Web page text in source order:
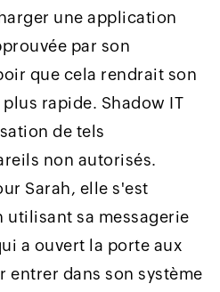
une application
par son
que cela rendrait son
rapide. Shadow IT
de tels
non autorisés.
Sarah, elle s'est
utilisant sa messagerie
a ouvert la porte aux
entrer dans son système